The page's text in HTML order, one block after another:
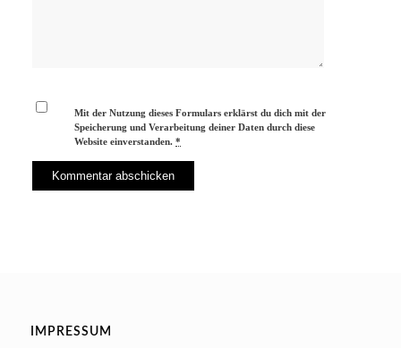
Mit der Nutzung dieses Formulars erklärst du dich mit der
Speicherung und Verarbeitung deiner Daten durch diese
Website einverstanden.*
IMPRESSUM